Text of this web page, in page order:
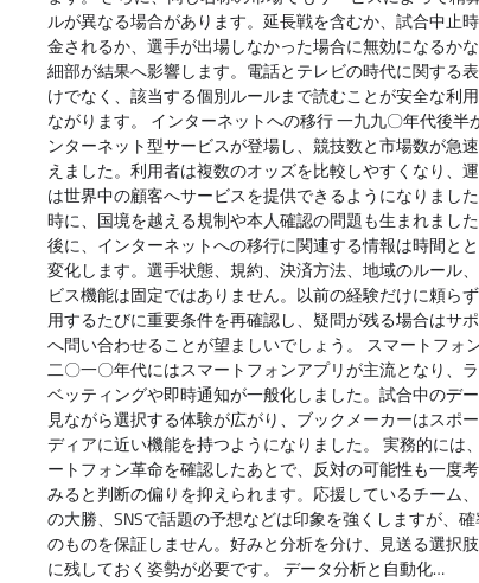
ルが異なる場合があります。延長戦を含むか、試合中止
金されるか、選手が出場しなかった場合に無効になるかな
細部が結果へ影響します。電話とテレビの時代に関する
けでなく、該当する個別ルールまで読むことが安全な利
ながります。 インターネットへの移行 一九九〇年代後半
ンターネット型サービスが登場し、競技数と市場数が急
えました。利用者は複数のオッズを比較しやすくなり、
は世界中の顧客へサービスを提供できるようになりまし
時に、国境を越える規制や本人確認の問題も生まれまし
後に、インターネットへの移行に関連する情報は時間と
変化します。選手状態、規約、決済方法、地域のルール
ビス機能は固定ではありません。以前の経験だけに頼ら
用するたびに重要条件を再確認し、疑問が残る場合はサ
へ問い合わせることが望ましいでしょう。 スマートフォ
二〇一〇年代にはスマートフォンアプリが主流となり、
ベッティングや即時通知が一般化しました。試合中のデ
見ながら選択する体験が広がり、ブックメーカーはスポ
ディアに近い機能を持つようになりました。 実務的には
ートフォン革命を確認したあとで、反対の可能性も一度
みると判断の偏りを抑えられます。応援しているチーム
の大勝、SNSで話題の予想などは印象を強くしますが、
のものを保証しません。好みと分析を分け、見送る選択
に残しておく姿勢が必要です。 データ分析と自動化…